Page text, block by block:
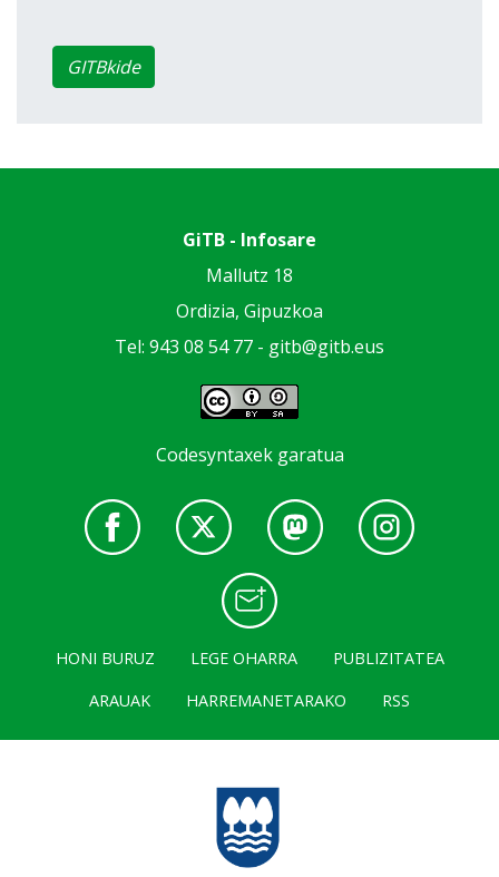
GITBkide
GiTB - Infosare
Mallutz 18
Ordizia, Gipuzkoa
Tel: 943 08 54 77 - gitb@gitb.eus
Codesyntaxek garatua
HONI BURUZ LEGE OHARRA
PUBLIZITATEA
ARAUAK
HARREMANETARAKO RSS